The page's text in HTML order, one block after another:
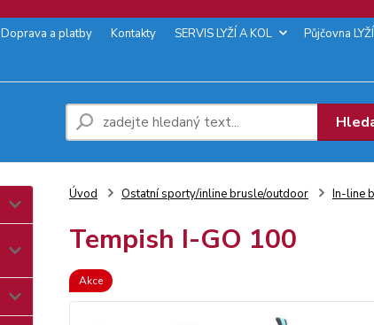
Doprava a platby Kontakty SERVIS LYŽÍ A KOL Půjčovna LYŽÍ
Úvod Ostatní sporty/inline brusle/outdoor In-line
Tempish I-GO 100
Akce